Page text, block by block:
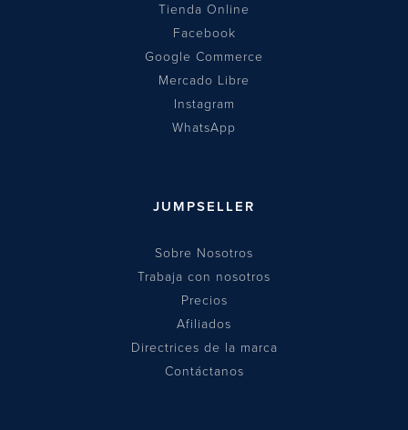
Tienda Online
Facebook
Google Commerce
Mercado Libre
Instagram
WhatsApp
JUMPSELLER
Sobre Nosotros
Trabaja con nosotros
Precios
Afiliados
Directrices de la marca
Contáctanos